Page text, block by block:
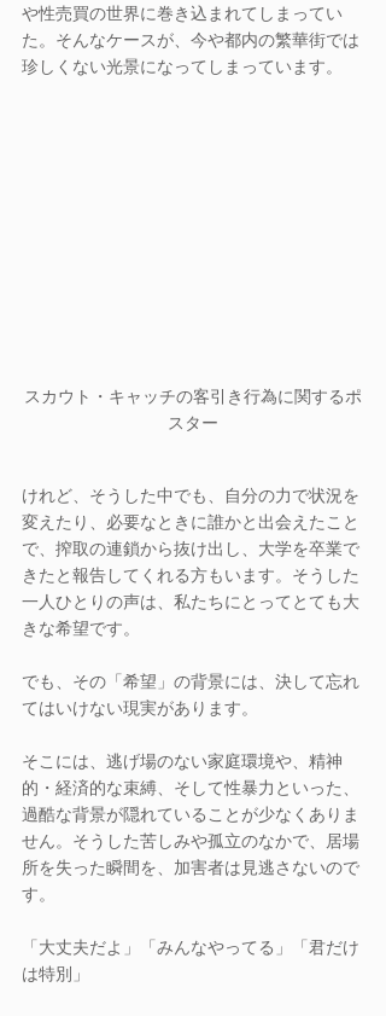
や性売買の世界に巻き込まれてしまってい
た。そんなケースが、今や都内の繁華街では
珍しくない光景になってしまっています。
スカウト・キャッチの客引き行為に関するポ
スター
けれど、そうした中でも、自分の力で状況を
変えたり、必要なときに誰かと出会えたこと
で、搾取の連鎖から抜け出し、大学を卒業で
きたと報告してくれる方もいます。そうした
一人ひとりの声は、私たちにとってとても大
きな希望です。
でも、その「希望」の背景には、決して忘れ
てはいけない現実があります。
そこには、逃げ場のない家庭環境や、精神
的・経済的な束縛、そして性暴力といった、
過酷な背景が隠れていることが少なくありま
せん。そうした苦しみや孤立のなかで、居場
所を失った瞬間を、加害者は見逃さないので
す。
「大丈夫だよ」「みんなやってる」「君だけ
は特別」